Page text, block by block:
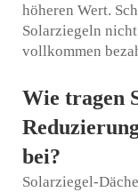
höheren Wert.
Solarziegeln
vollkommen
Wie tragen
bei?
Solarziegel-